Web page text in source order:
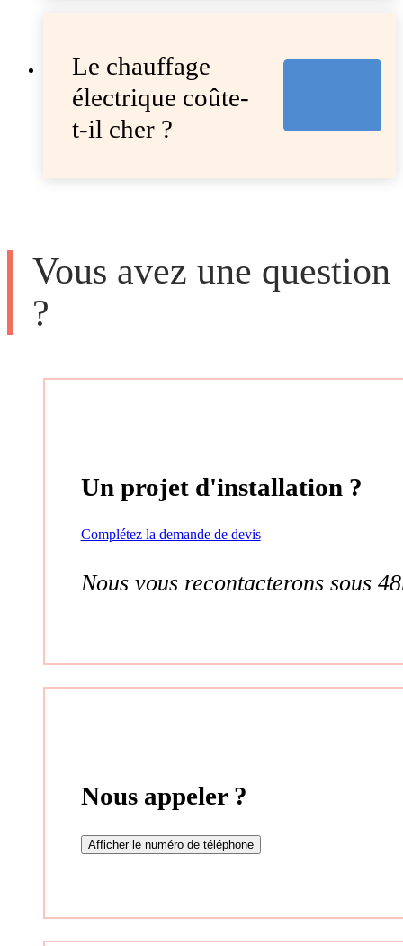
Le chauffage
électrique coûte-
t-il cher ?
Vous avez une question
?
Un projet d'installation ?
Complétez la demande de devis
Nous vous recontacterons sous
Nous appeler ?
Afficher le numéro de téléphone